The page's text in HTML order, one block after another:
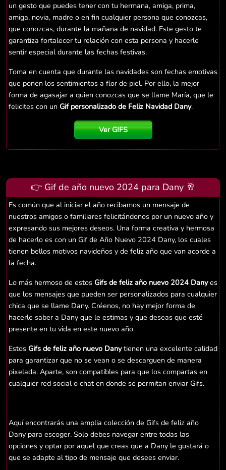
un gesto que puedes tener con tu hermana, amiga, prima,
amiga, novia, madre o en fin cualquier persona que conozcas,
que conozcas, durante la mañana de navidad. Este gesto te
garantiza fortalecer tu relación con esta persona y hacerle
sentir especial durante las fechas festivas.
Toma en cuenta que durante las navidades son fechas emotivas
que ponen los sentimientos a flor de piel. Por ello, la mejor
forma de agasajar a quien conozcas que se llame María, que le
felicites con un Gif personalizado de Feliz Navidad Dany.
Ver GIFS
👉 Gif de año nuevo 2024 para Dany 🥂
Es común que al iniciar el año recibamos un mensaje de
nuestros amigos o familiares felicitándonos por un nuevo año y
expresando sus mejores deseos. Una forma creativa y hermosa
de hacerlo es con un Gif de Año Nuevo 2024 Dany, los cuales
tienen bellos motivos navideños y de feliz año que van acorde a
la fecha.
Lo más hermoso de estos Gifs de feliz año nuevo 2024 Danyes
que los mensajes que pueden ser personalizados para cualquier
chica que se llame Dany. Créenos, no hay mejor forma de
hacerle saber a Dany que le estimas y que deseas que esté
presente en tu vida en este nuevo año.
Estos Gifs de feliz año nuevo Danytienen una excelente calidad
para garantizar que no se vean o se descarguen de manera
pixelada. Aparte, son compatibles para que los compartas en
cualquier red social o chat en donde se permitan enviar Gifs.
Aquí encontrarás una amplia colección de Gifs de feliz año
Dany para escoger. Solo debes navegar entre todas las
opciones y optar por aquel que creas que a Dany le gustará o
que se adapte al tipo de mensaje que desees enviar.